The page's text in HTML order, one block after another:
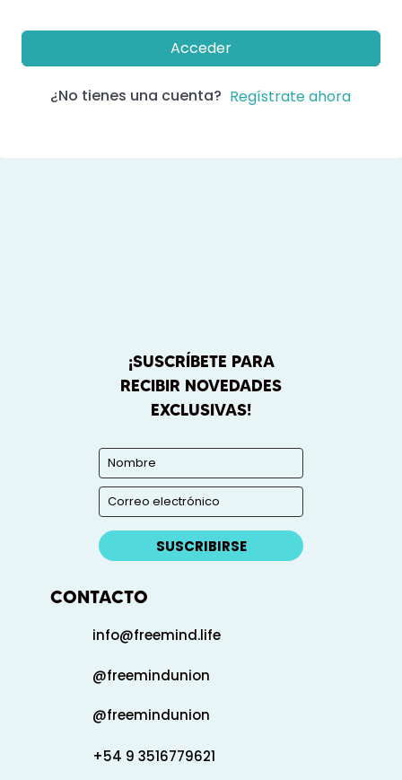
Acceder
¿No tienes una cuenta? Regístrate ahora
¡SUSCRÍBETE PARA
RECIBIR NOVEDADES
EXCLUSIVAS!
SUSCRIBIRSE
CONTACTO
info@freemind.life
@freemindunion
@freemindunion
+54 9 3516779621